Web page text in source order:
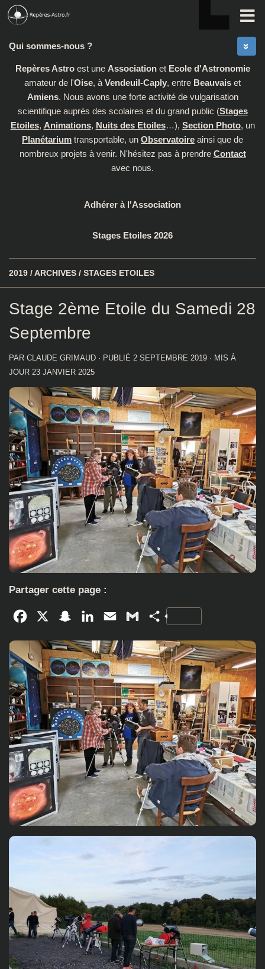
Skip to content
Qui sommes-nous ?
Repères Astroest une Associationet Ecole d'Astronomie
amateur de l'Oise, à Vendeuil-Caply, entre Beauvais et
Amiens. Nous avons une forte activité de vulgarisation
scientifique auprès des scolaires et du grand public (Stages
Etoiles, Animations, Nuits des Etoiles…), Section Photo, un
Planétarium transportable, un Observatoire ainsi que de
nombreux projets à venir. N'hésitez pas à prendre Contact
avec nous.
Adhérer à l'Association
Stages Etoiles 2026
2019 /ARCHIVES / STAGES ETOILES
Stage 2ème Etoile du Samedi 28
Septembre
PAR CLAUDE GRIMAUD · PUBLIÉ 2 SEPTEMBRE 2019 · MIS À
JOUR 23 JANVIER 2025
Partager cette page :
Facebook SnapchatLinkedInEmail GmailPartager